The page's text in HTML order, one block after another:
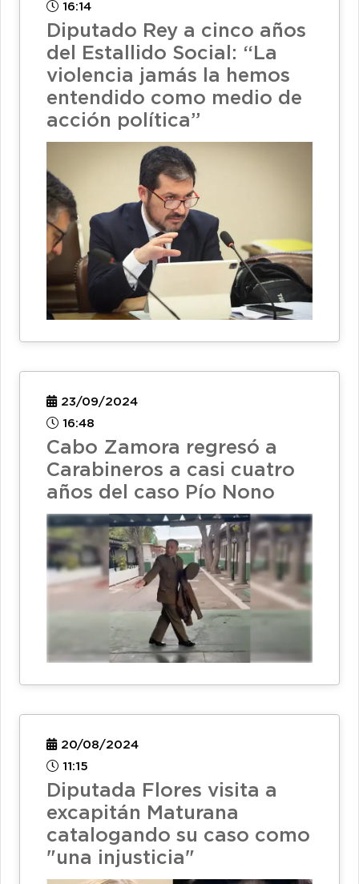
16:14
Diputado Rey a cinco años
del Estallido Social: “La
violencia jamás la hemos
entendido como medio de
acción política”
23/09/2024
16:48
Cabo Zamora regresó a
Carabineros a casi cuatro
años del caso Pío Nono
20/08/2024
11:15
Diputada Flores visita a
excapitán Maturana
catalogando su caso como
"una injusticia"